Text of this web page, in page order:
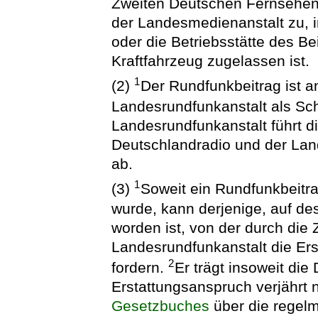
der Landesmedienanstalt zu,
oder die Betriebsstätte des
Kraftfahrzeug zugelassen ist.
(2) 1Der Rundfunkbeitrag ist
Landesrundfunkanstalt als
Landesrundfunkanstalt führt
Deutschlandradio und der
ab.
(3) 1Soweit ein
wurde, kann derjenige, auf
worden ist, von der durch die
Landesrundfunkanstalt die
fordern.2Er trägt insoweit die
Erstattungsanspruch verjährt
Gesetzbuches über die